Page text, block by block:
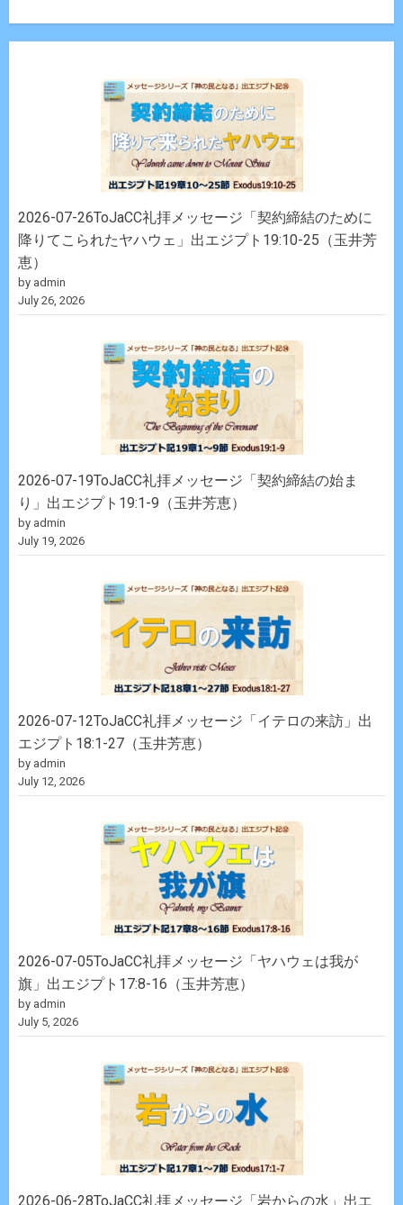
2026-07-26ToJaCC礼拝メッセージ「契約締結のために
降りてこられたヤハウェ」出エジプト19:10-25（玉井芳
恵）
by admin
July 26, 2026
2026-07-19ToJaCC礼拝メッセージ「契約締結の始ま
り」出エジプト19:1-9（玉井芳恵）
by admin
July 19, 2026
2026-07-12ToJaCC礼拝メッセージ「イテロの来訪」出
エジプト18:1-27（玉井芳恵）
by admin
July 12, 2026
2026-07-05ToJaCC礼拝メッセージ「ヤハウェは我が
旗」出エジプト17:8-16（玉井芳恵）
by admin
July 5, 2026
2026-06-28ToJaCC礼拝メッセージ「岩からの水」出エ